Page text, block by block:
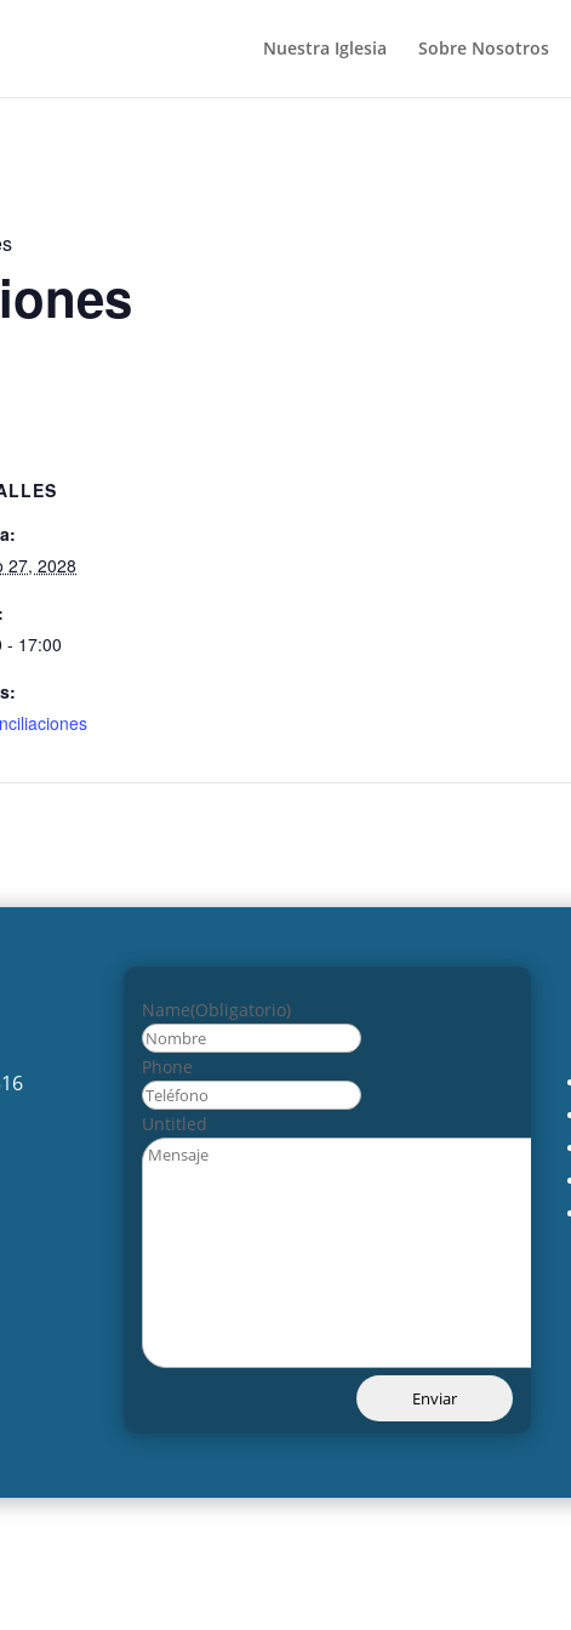
Nuestra Iglesia Sobre Nosotros
27, 2028
- 17:00
Name(Obligatorio)
Nombre
Phone
Untitled